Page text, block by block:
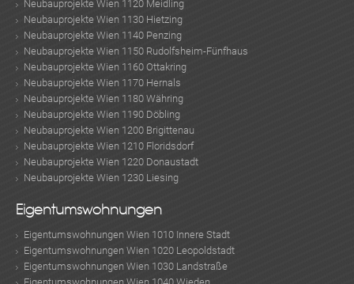
Neubauprojekte Wien 1120 Meidling
Neubauprojekte Wien 1130 Hietzing
Neubauprojekte Wien 1140 Penzing
Neubauprojekte Wien 1150 Rudolfsheim-Fünfhaus
Neubauprojekte Wien 1160 Ottakring
Neubauprojekte Wien 1170 Hernals
Neubauprojekte Wien 1180 Währing
Neubauprojekte Wien 1190 Döbling
Neubauprojekte Wien 1200 Brigittenau
Neubauprojekte Wien 1210 Floridsdorf
Neubauprojekte Wien 1220 Donaustadt
Neubauprojekte Wien 1230 Liesing
Eigentumswohnungen
Eigentumswohnungen Wien 1010 Innere Stadt
Eigentumswohnungen Wien 1020 Leopoldstadt
Eigentumswohnungen Wien 1030 Landstraße